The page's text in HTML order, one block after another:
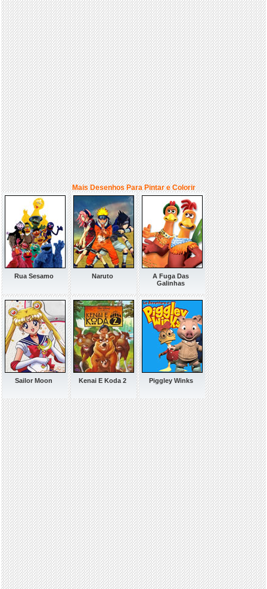
Mais Desenhos Para Pintar e Colorir
Rua Sesamo Naruto
A Fuga Das
Galinhas
Sailor Moon Kenai E Koda 2 Piggley Winks